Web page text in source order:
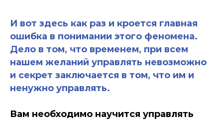
И вот здесь как раз и кроется главная
ошибка в понимании этого феномена.
Дело в том, что временем, при всем
нашем желаний управлять невозможно
и секрет заключается в том, что им и
ненужно управлять.
Вам необходимо научится управлять